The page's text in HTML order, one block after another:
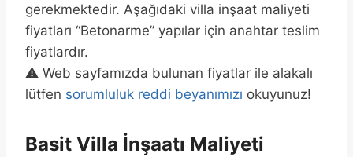
gerekmektedir. Aşağıdaki villa inşaat maliyeti
fiyatları “Betonarme” yapılar için anahtar teslim
fiyatlardır.
⚠️ Web sayfamızda bulunan fiyatlar ile alakalı
lütfen sorumluluk reddi beyanımızı okuyunuz!
Basit Villa İnşaatı Maliyeti